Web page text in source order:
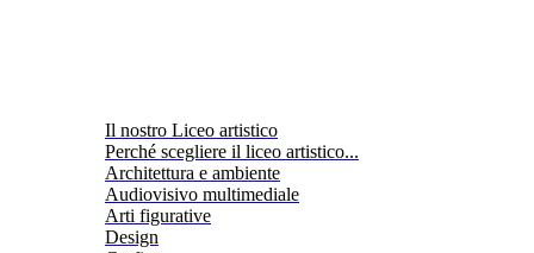
Il nostro Liceo artistico
Perché scegliere il liceo artistico...
Architettura e ambiente
Audiovisivo multimediale
Arti figurative
Design